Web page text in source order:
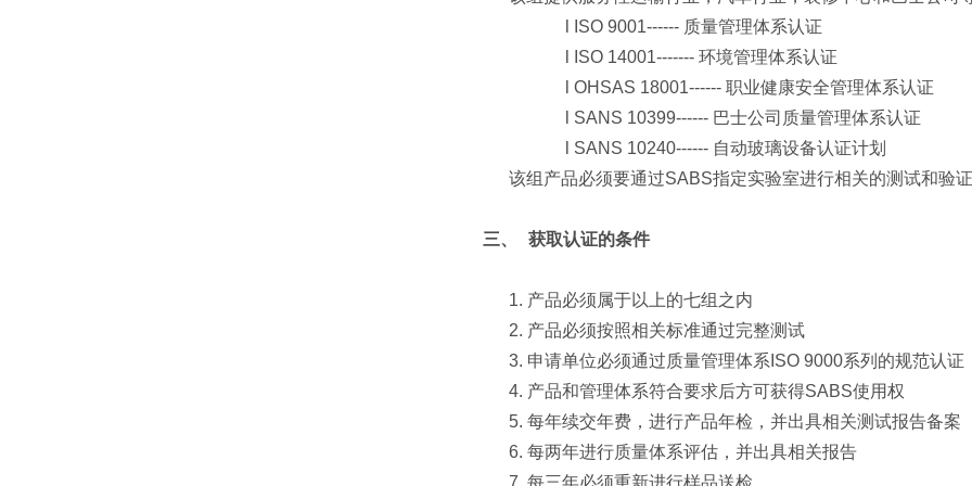
ISO 9001------ 质量管理体系认证
ISO 14001------- 环境管理体系认证
OHSAS 18001------ 职业健康安全管理体系认证
SANS 10399------ 巴士公司质量管理体系认证
SANS 10240------ 自动玻璃设备认证计划
该组产品必须要通过SABS指定实验室进行相关的测试和验
三、 获取认证的条件
1. 产品必须属于以上的七组之内
2. 产品必须按照相关标准通过完整测试
3. 申请单位必须通过质量管理体系ISO 9000系列的规范认证
4. 产品和管理体系符合要求后方可获得SABS使用权
5. 每年续交年费，进行产品年检，并出具相关测试报告备案
6. 每两年进行质量体系评估，并出具相关报告
7. 每三年必须重新进行样品送检